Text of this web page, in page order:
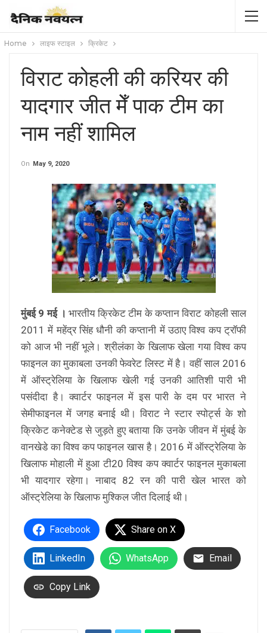
Home लाइफ स्टाइल क्रिकेट
विराट कोहली की करियर की
यादगार जीत मेँ पाक टीम का
नाम नहीं शामिल
On May 9, 2020
मुंबई 9 मई । भारतीय क्रिकेट टीम के कप्तान विराट कोहली साल
2011 में महेंद्र सिंह धौनी की कप्तानी में उठाए विश्व कप ट्रॉफी
को आज भी नहीं भूले। श्रीलंका के खिलाफ खेला गया विश्व कप
फाइनल का मुकाबला उनकी फेवरेट लिस्ट में है। वहीं साल 2016
में ऑस्ट्रेलिया के खिलाफ खेली गई उनकी आतिशी पारी भी
पसंदीदा है। क्वार्टर फाइनल में इस पारी के दम पर भारत ने
सेमीफाइनल में जगह बनाई थी। विराट ने स्टार स्पोर्ट्स के शो
क्रिकेट कनेक्टेड से जुड़ते हुए बताया कि उनके जीवन में मुंबई के
वानखेडे का विश्व कप फाइनल खास है। 2016 में ऑस्ट्रेलिया के
खिलाफ मोहाली में हुआ टी20 विश्व कप क्वार्टर फाइनल मुकाबला
भी यादगार रहेगा। नाबाद 82 रन की पारी खेल भारत को
ऑस्ट्रेलिया के खिलाफ मुश्किल जीत दिलाई थी।
Facebook Share on X
LinkedIn WhatsApp Email
Copy Link